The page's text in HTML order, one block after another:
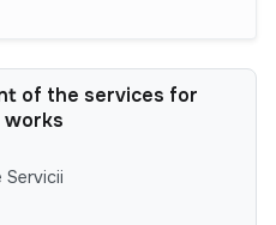
of the services for
works
Servicii